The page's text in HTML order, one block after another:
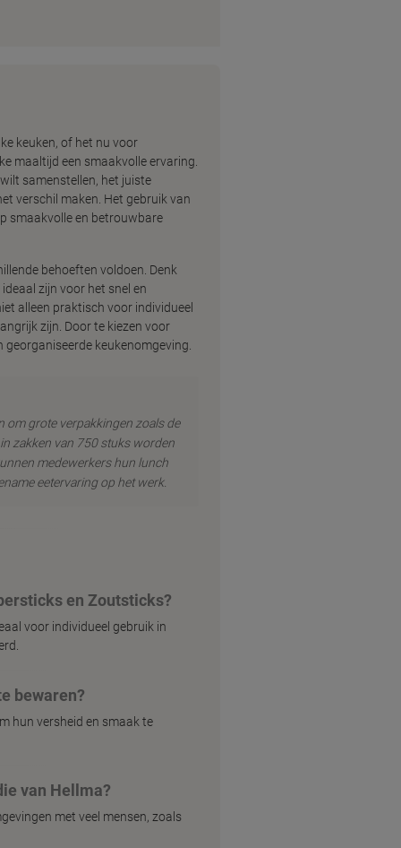
keuken, of het nu voor
maaltijd een smaakvolle ervaring.
samenstellen, het juiste
verschil maken. Het gebruik van
smaakvolle en betrouwbare
behoeften voldoen. Denk
zijn voor het snel en
alleen praktisch voor individueel
zijn. Door te kiezen voor
keukenomgeving.
om grote verpakkingen zoals de
zakken van 750 stuks worden
medewerkers hun lunch
eetervaring op het werk.
en Zoutsticks?
voor individueel gebruik in
bewaren?
hun versheid en smaak te
van Hellma?
met veel mensen, zoals